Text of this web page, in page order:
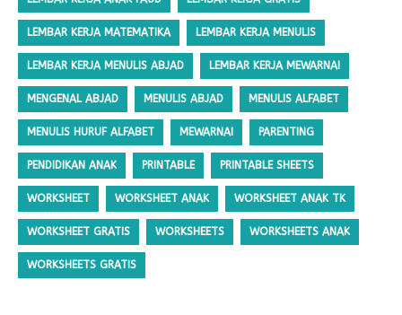
LEMBAR KERJA MATEMATIKA LEMBAR KERJA MENULIS
LEMBAR KERJA MENULIS ABJAD LEMBAR KERJA MEWARNAI
MENGENAL ABJAD MENULIS ABJAD MENULIS ALFABET
MENULIS HURUF ALFABET MEWARNAI PARENTING
PENDIDIKAN ANAK PRINTABLE PRINTABLE SHEETS
WORKSHEET WORKSHEET ANAK WORKSHEET ANAK TK
WORKSHEET GRATIS WORKSHEETS WORKSHEETS ANAK
WORKSHEETS GRATIS